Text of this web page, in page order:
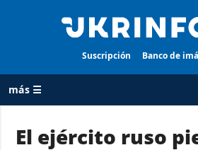
Suscripción Banco de
más ☰
El ejército ruso